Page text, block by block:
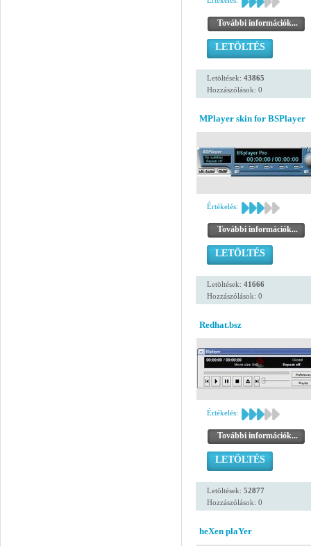
További információk...
LETÖLTÉS
Letöltések: 43865
Hozzászólások: 0
MPlayer skin for BSPlayer
Értékelés:
További információk...
LETÖLTÉS
Letöltések: 41666
Hozzászólások: 0
Redhat.bsz
Értékelés:
További információk...
LETÖLTÉS
Letöltések: 52877
Hozzászólások: 0
heXen plaYer